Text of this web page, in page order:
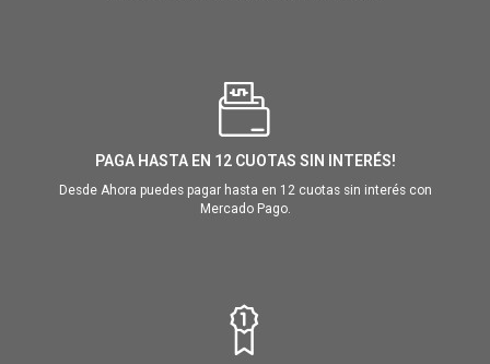
PAGA HASTA EN 12 CUOTAS SIN INTERÉS!
Desde Ahora puedes pagar hasta en 12 cuotas sin interés con
Mercado Pago.